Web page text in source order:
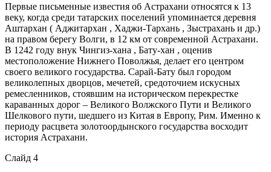
Первые письменные известия об Астрахани относятся к 13
веку, когда среди татарских поселений упоминается деревня
Аштархан ( Аджитархан , Хаджи-Тархань , Зыстрахань и др.)
на правом берегу Волги, в 12 км от современной Астрахани.
В 1242 году внук Чингиз-хана , Бату-хан , оценив
местоположение Нижнего Поволжья, делает его центром
своего великого государства. Сарай-Бату был городом
великолепных дворцов, мечетей, средоточием искусных
ремесленников, стоявшим на историческом перекрестке
караванных дорог – Великого Волжского Пути и Великого
Шелкового пути, шедшего из Китая в Европу, Рим. Именно к
периоду расцвета золотоордынского государства восходит
история Астрахани.
Слайд 4